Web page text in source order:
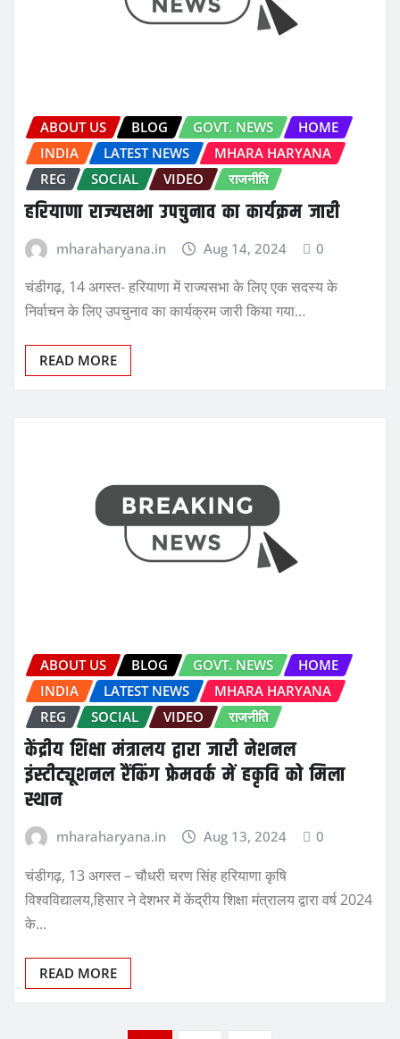
ABOUT US BLOG GOVT. NEWS
HOME
INDIA
LATEST NEWS
MHARA HARYANA
REG
SOCIAL VIDEO राजनीति
हरियाणा राज्यसभा उपचुनाव का कार्यक्रम जारी
mharaharyana.in Aug 14, 2024 0
चंडीगढ़, 14 अगस्त- हरियाणा में राज्यसभा के लिए एक सदस्य के
निर्वाचन के लिए उपचुनाव का कार्यक्रम जारी किया गया…
READ MORE
ABOUT US BLOG GOVT. NEWS
HOME
INDIA
LATEST NEWS
MHARA HARYANA
REG
SOCIAL VIDEO राजनीति
केंद्रीय शिक्षा मंत्रालय द्वारा जारी नेशनल
इंस्टीट्यूशनल रैंकिंग फ्रेमवर्क में हकृवि को मिला
स्थान
mharaharyana.in Aug 13, 2024 0
चंडीगढ़, 13 अगस्त – चौधरी चरण सिंह हरियाणा कृषि
विश्वविद्यालय,हिसार ने देशभर में केंद्रीय शिक्षा मंत्रालय द्वारा वर्ष 2024
के…
READ MORE